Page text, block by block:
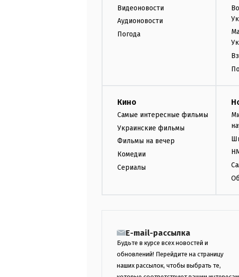
Видеоновости
Аудионовости
Погода
Кино
Самые интересные фильмы
Украинские фильмы
Фильмы на вечер
Комедии
Сериалы
E-mail-рассылка
Будьте в курсе всех новостей и
обновлений! Перейдите на страницу
наших рассылок, чтобы выбрать те,